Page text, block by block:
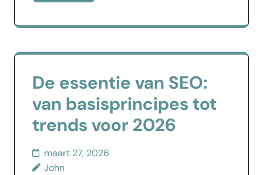
De essentie van SEO:
van basisprincipes tot
trends voor 2026
maart 27, 2026
John